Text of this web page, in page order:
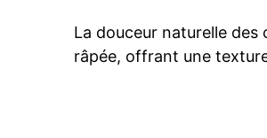
La douceur naturelle
râpée, offrant une